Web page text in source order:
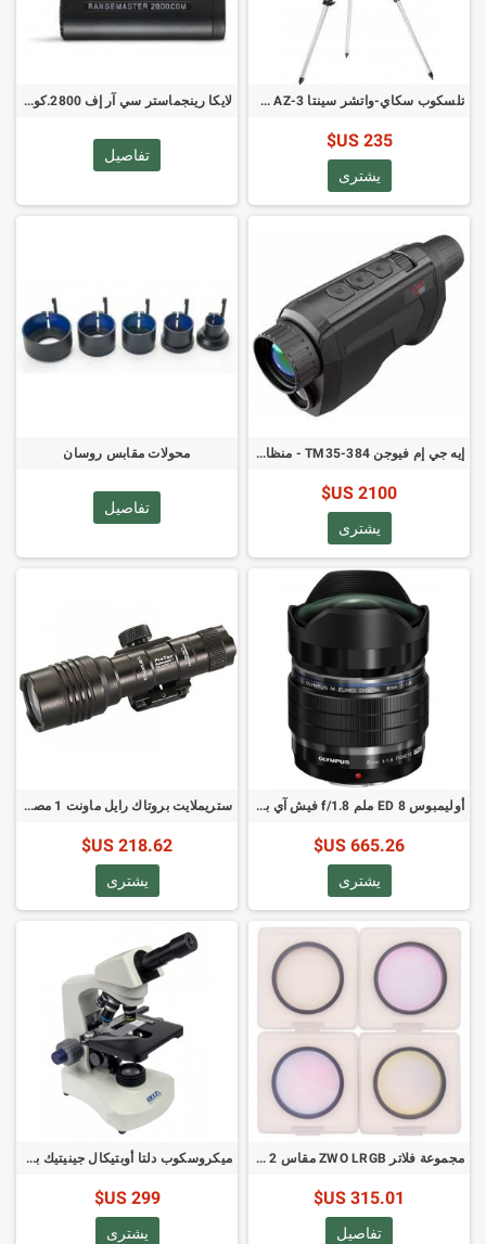
تلسكوب سكاي-واتشر سينتا R-90/900 AZ-3 (المعروف أيضًا باسم BK 909AZ3)
235 US$
يشترى
لايكا رينجماستر سي آر إف 2800.كوم أداة قياس المسافات بالليزر بالبلوتوث لأدوات الباليستيك 40506
تفاصيل
إيه جي إم فيوجن TM35-384 - منظار تصوير اندماجي
2100 US$
يشترى
محولات مقابس روسان
تفاصيل
أوليمبوس ED 8 ملم f/1.8 فيش آي برو - عدسة ميكرو 4:3
665.26 US$
يشترى
ستريملایت بروتاك رايل ماونت 1 مصباح للبنادق الطويلة - 350 لومن
218.62 US$
يشترى
مجموعة فلاتر ZWO LRGB مقاس 2 بوصة (رمز المنتج: ZWO LRGB2)
315.01 US$
تفاصيل
ميكروسكوب دلتا أوبتيكال جينيتيك برو مونو 40-1000× (رمز المنتج: DO-3400)
299 US$
يشترى